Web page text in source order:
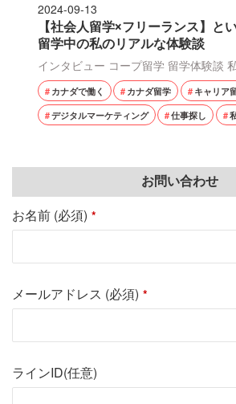
2024-09-13
【社会人留学×フリーランス】と
留学中の私のリアルな体験談
インタビュー コープ留学 留学体験談
カナダで働く カナダ留学 キャリア
デジタルマーケティング
仕事探し
お問い合わせ
お名前 (必須) *
メールアドレス (必須) *
ラインID(任意)